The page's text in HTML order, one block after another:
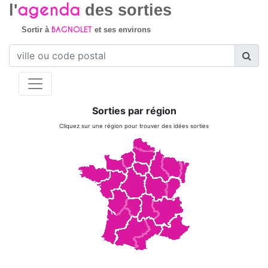
l'agenda des sorties
Sortir à BAGNOLETet ses environs
Sorties par région
Cliquez sur une région pour trouver des idées sorties